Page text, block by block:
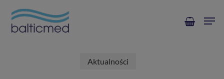
main
Aktualności